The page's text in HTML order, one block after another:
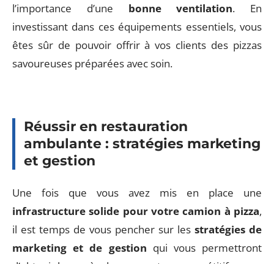
l’importance d’une bonne ventilation. En
investissant dans ces équipements essentiels, vous
êtes sûr de pouvoir offrir à vos clients des pizzas
savoureuses préparées avec soin.
Réussir en restauration
ambulante : stratégies marketing
et gestion
Une fois que vous avez mis en place une
infrastructure solide pour votre camion à pizza,
il est temps de vous pencher sur les stratégies de
marketing et de gestion qui vous permettront